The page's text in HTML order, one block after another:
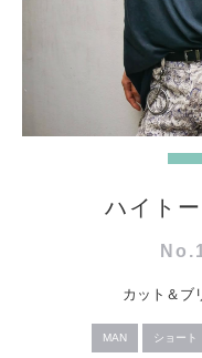
ハイト
カット＆ブ
MAN ショート